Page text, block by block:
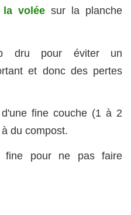
la volée sur la planche
dru pour éviter un
et donc des pertes
fine couche (1 à 2
du compost.
fine pour ne pas faire